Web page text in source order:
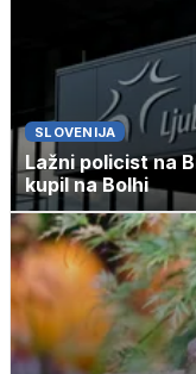
SLOVENIJA
Lažni policist na
kupil na Bolhi